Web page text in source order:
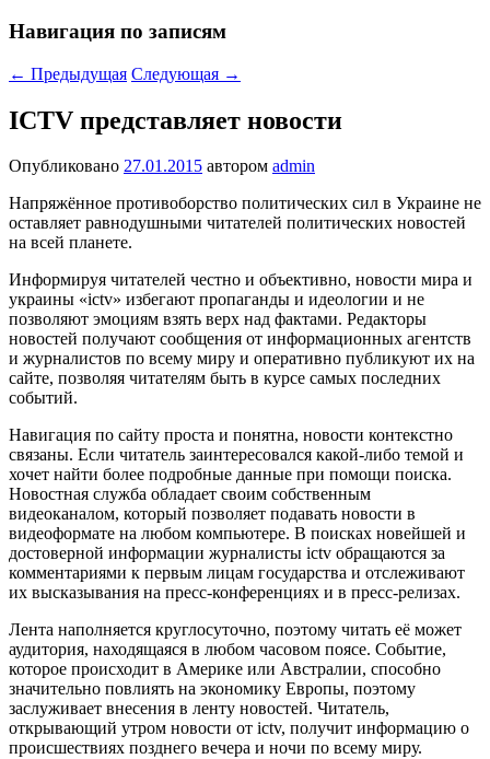
Навигация по записям
← Предыдущая Следующая →
ICTV представляет новости
Опубликовано 27.01.2015 автором admin
Напряжённое противоборство политических сил в Украине не
оставляет равнодушными читателей политических новостей
на всей планете.
Информируя читателей честно и объективно, новости мира и
украины «ictv» избегают пропаганды и идеологии и не
позволяют эмоциям взять верх над фактами. Редакторы
новостей получают сообщения от информационных агентств
и журналистов по всему миру и оперативно публикуют их на
сайте, позволяя читателям быть в курсе самых последних
событий.
Навигация по сайту проста и понятна, новости контекстно
связаны. Если читатель заинтересовался какой-либо темой и
хочет найти более подробные данные при помощи поиска.
Новостная служба обладает своим собственным
видеоканалом, который позволяет подавать новости в
видеоформате на любом компьютере. В поисках новейшей и
достоверной информации журналисты ictv обращаются за
комментариями к первым лицам государства и отслеживают
их высказывания на пресс-конференциях и в пресс-релизах.
Лента наполняется круглосуточно, поэтому читать её может
аудитория, находящаяся в любом часовом поясе. Событие,
которое происходит в Америке или Австралии, способно
значительно повлиять на экономику Европы, поэтому
заслуживает внесения в ленту новостей. Читатель,
открывающий утром новости от ictv, получит информацию о
происшествиях позднего вечера и ночи по всему миру.